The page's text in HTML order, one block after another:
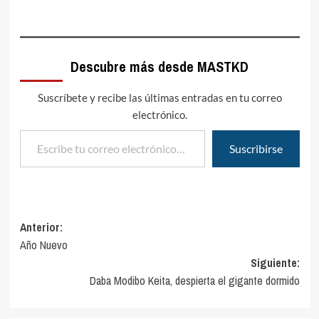
Descubre más desde MASTKD
Suscríbete y recibe las últimas entradas en tu correo
electrónico.
Escribe tu correo electrónico…
Suscribirse
Navegación
de
entradas
Anterior:
Año Nuevo
Siguiente:
Daba Modibo Keita, despierta el gigante dormido